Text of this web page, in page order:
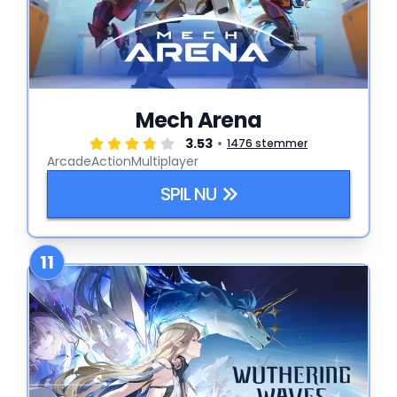
Mech Arena
3.53 1476 stemmer
ArcadeActionMultiplayer
SPIL NU
11